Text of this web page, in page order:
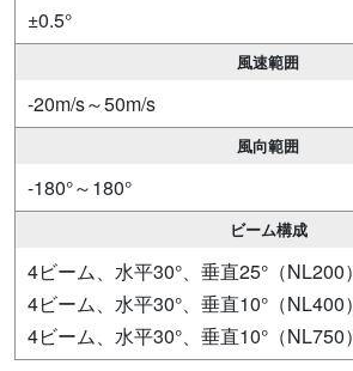
±0.5°
風速範囲
-20m/s～50m/s
風向範囲
-180°～180°
ビーム構成
4ビーム、水平30°、垂直25°（NL200）
4ビーム、水平30°、垂直10°（NL400）
4ビーム、水平30°、垂直10°（NL750）